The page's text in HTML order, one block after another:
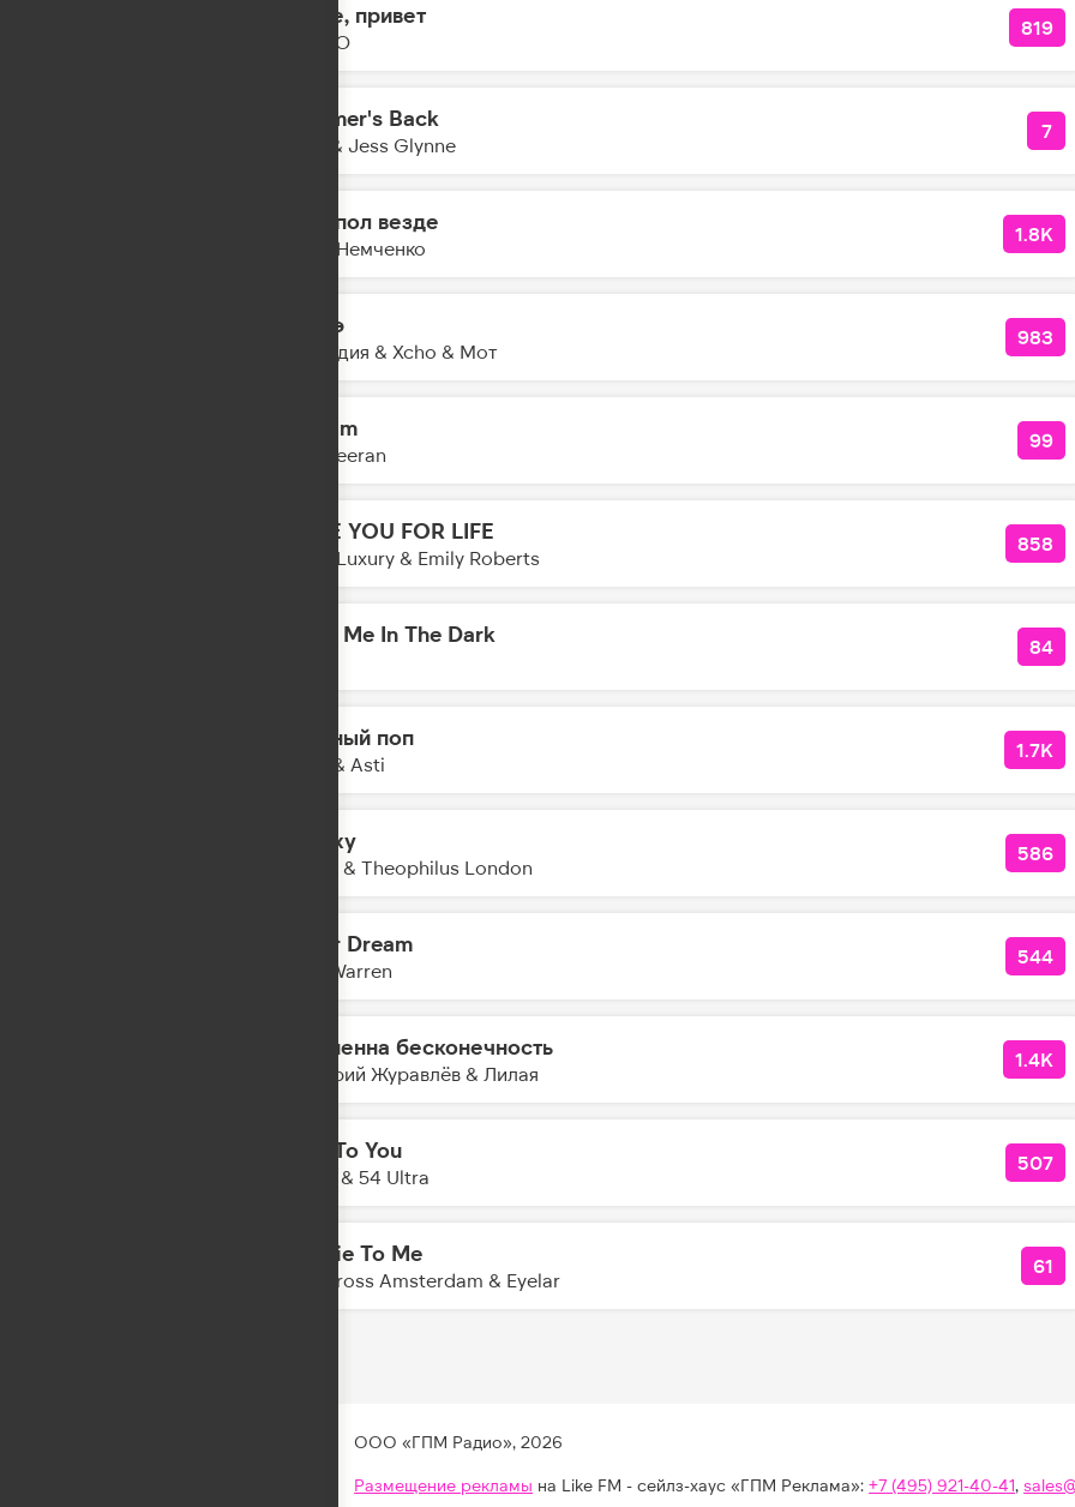
Море, привет
DABRO
819
Summer's Back
Alok & Jess Glynne
7
Танцпол везде
Анна Немченко
1.8K
Шадэ
By Индия & Xcho & Мот
983
Azizam
Ed Sheeran
99
LOVE YOU FOR LIFE
Loud Luxury & Emily Roberts
858
Meet Me In The Dark 84
Модный поп
Artik & Asti
1.7K
Galaxy
Kungs & Theophilus London
586
Fever Dream
Alex Warren
544
Временна бесконечность
Дмитрий Журавлёв & Лилая
1.4K
Talk To You
Anotr & 54 Ultra
507
Mr. Lie To Me
Kris Kross Amsterdam & Eyelar
61
ООО «ГПМ Радио», 2026
Размещение рекламы на Like FM - сейлз-хаус «ГПМ Реклама»:+7 (495) 921-40-41,